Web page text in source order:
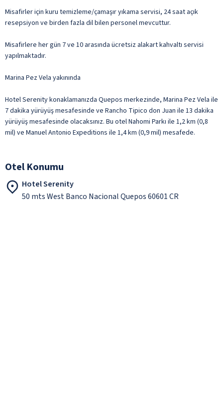
Misafirler için kuru temizleme/çamaşır yıkama servisi, 24 saat açık
resepsiyon ve birden fazla dil bilen personel mevcuttur.
Misafirlere her gün 7 ve 10 arasında ücretsiz alakart kahvaltı servisi
yapılmaktadır.
Marina Pez Vela yakınında
Hotel Serenity konaklamanızda Quepos merkezinde, Marina Pez Vela ile
7 dakika yürüyüş mesafesinde ve Rancho Tipico don Juan ile 13 dakika
yürüyüş mesafesinde olacaksınız. Bu otel Nahomi Parkı ile 1,2 km (0,8
mil) ve Manuel Antonio Expeditions ile 1,4 km (0,9 mil) mesafede.
Otel Konumu
Hotel Serenity
50 mts West Banco Nacional Quepos 60601 CR